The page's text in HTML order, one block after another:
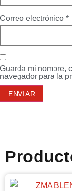
Correo electrónico *
Guarda mi nombre,
navegador para la